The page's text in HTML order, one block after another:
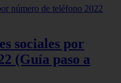
sociales por
(Guía paso a